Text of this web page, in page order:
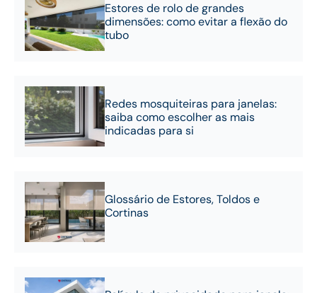
Estores de rolo de grandes
dimensões: como evitar a flexão do
tubo
Redes mosquiteiras para janelas:
saiba como escolher as mais
indicadas para si
Glossário de Estores, Toldos e
Cortinas